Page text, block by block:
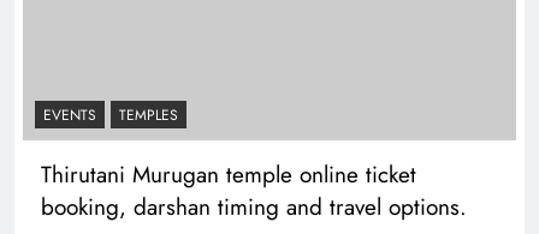
EVENTS TEMPLES
Thirutani Murugan temple online ticket
booking, darshan timing and travel options.